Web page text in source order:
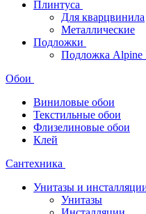
Плинтуса
Для кварцвинила
Металлические
Подложки
Подложка Alpine
Обои
Виниловые обои
Текстильные обои
Флизелиновые обои
Клей
Сантехника
Унитазы и
Унитазы